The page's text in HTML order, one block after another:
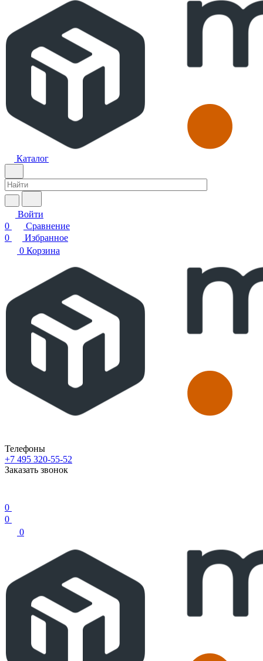
Каталог
Войти
0
Сравнение
0
Избранное
0 Корзина
Телефоны
+7 495 320-55-52
Заказать звонок
0
0
0